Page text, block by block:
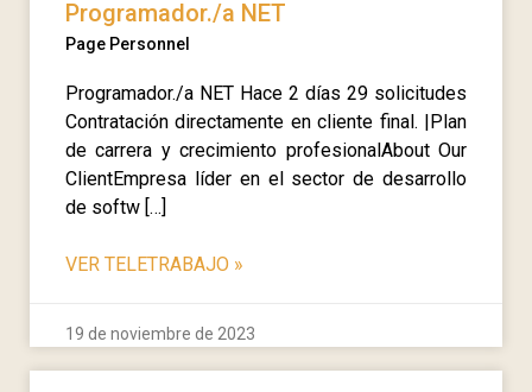
Programador./a NET
Page Personnel
Programador./a NET Hace 2 días 29 solicitudes
Contratación directamente en cliente final. |Plan
de carrera y crecimiento profesionalAbout Our
ClientEmpresa líder en el sector de desarrollo
de softw […]
VER TELETRABAJO »
19 de noviembre de 2023